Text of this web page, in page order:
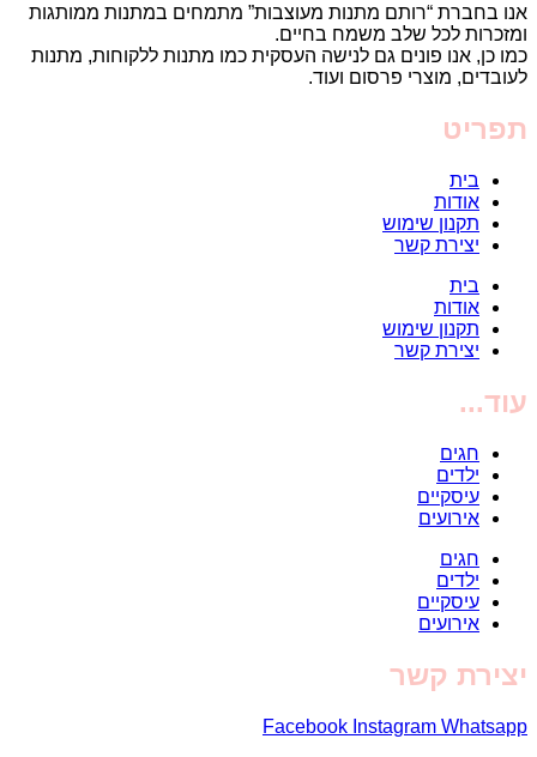
אנו בחברת “רותם מתנות מעוצבות” מתמחים במתנות ממותגות
ומזכרות לכל שלב משמח בחיים.
כמו כן, אנו פונים גם לנישה העסקית כמו מתנות ללקוחות, מתנות
לעובדים, מוצרי פרסום ועוד.
תפריט
בית
אודות
תקנון שימוש
יצירת קשר
בית
אודות
תקנון שימוש
יצירת קשר
עוד...
חגים
ילדים
עיסקיים
אירועים
חגים
ילדים
עיסקיים
אירועים
יצירת קשר
Facebook Instagram Whatsapp